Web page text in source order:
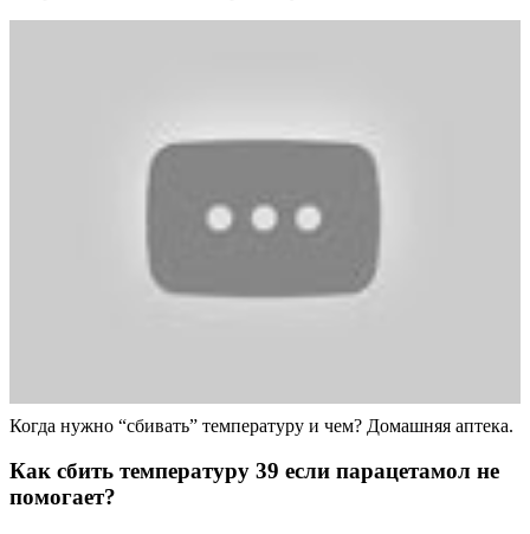
Когда нужно “сбивать” температуру и чем? Домашняя аптека.
Как сбить температуру 39 если парацетамол не
помогает?